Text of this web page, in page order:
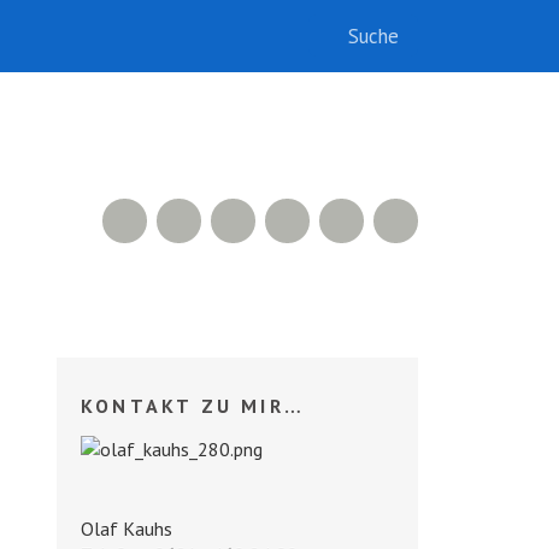
Facebook
500px
LinkedIn
Xing
RSS Feed
KONTAKT ZU MIR…
Olaf Kauhs